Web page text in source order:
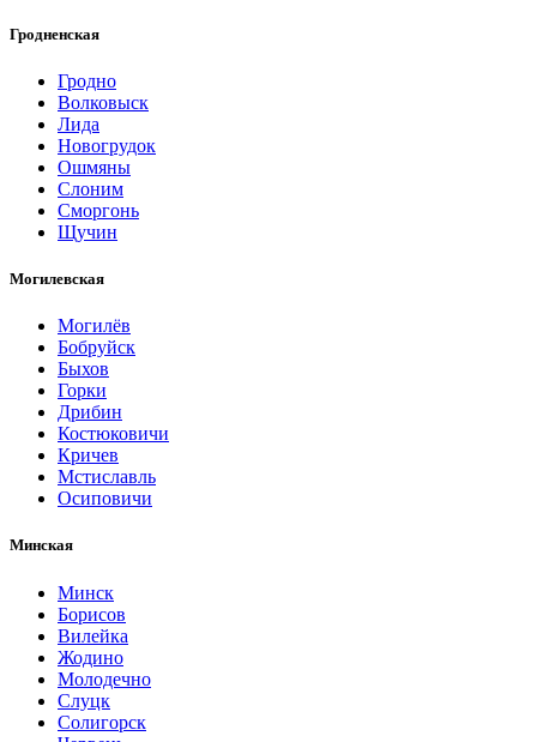
Гродненская
Гродно
Волковыск
Лида
Новогрудок
Ошмяны
Слоним
Сморгонь
Щучин
Могилевская
Могилёв
Бобруйск
Быхов
Горки
Дрибин
Костюковичи
Кричев
Мстиславль
Осиповичи
Минская
Минск
Борисов
Вилейка
Жодино
Молодечно
Слуцк
Солигорск